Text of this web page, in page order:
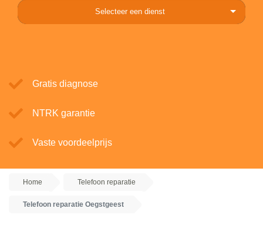
Selecteer een dienst
Gratis diagnose
NTRK garantie
Vaste voordeelprijs
Home Telefoon reparatie
Telefoon reparatie Oegstgeest